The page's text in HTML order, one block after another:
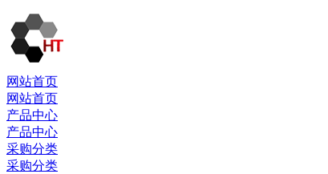
网站首页
网站首页
产品中心
产品中心
采购分类
采购分类